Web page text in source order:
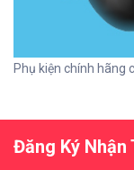
Phụ kiện chính hãng
Đăng Ký Nhận